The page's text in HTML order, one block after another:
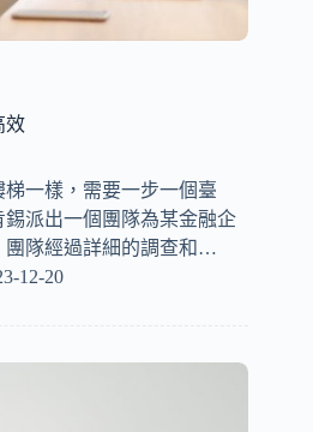
效
一樣，需要一步一個臺
派出一個團隊為某金融企
團隊經過詳細的調查和…
12-20